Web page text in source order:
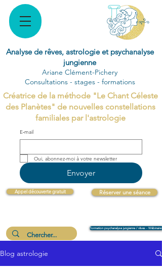
Analyse de rêves, astrologie et psychanalyse
jungienne
Ariane Clément-Pichery
Consultations - stages - formations
Créatrice de la méthode "Le Chant Céleste
des Planètes" de nouvelles constellations
familiales par l'astrologie
E‑mail
Envoyer
Appel découverte gratuit Réserver une séance
Formation psychanalyse jungienne / rêves - Wébinaire
Blog astrologie